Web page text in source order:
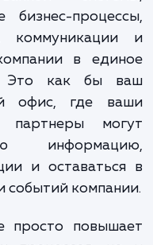
портала –
компании в
Это как бы
и партнеры